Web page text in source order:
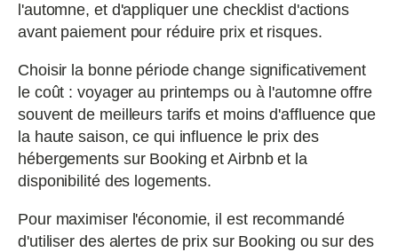
l'automne, et d'appliquer une checklist d'actions
avant paiement pour réduire prix et risques.
Choisir la bonne période change significativement
le coût : voyager au printemps ou à l'automne offre
souvent de meilleurs tarifs et moins d'affluence que
la haute saison, ce qui influence le prix des
hébergements sur Booking et Airbnb et la
disponibilité des logements.
Pour maximiser l'économie, il est recommandé
d'utiliser des alertes de prix sur Booking ou sur des